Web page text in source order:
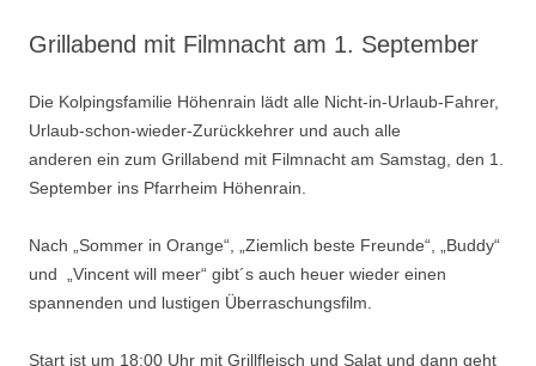
Grillabend mit Filmnacht am 1. September
Die Kolpingsfamilie Höhenrain lädt alle Nicht-in-Urlaub-Fahrer,
Urlaub-schon-wieder-Zurückkehrer und auch alle
anderen ein zum Grillabend mit Filmnacht am Samstag, den 1.
September ins Pfarrheim Höhenrain.
Nach „Sommer in Orange“, „Ziemlich beste Freunde“, „Buddy“
und „Vincent will meer“ gibt´s auch heuer wieder einen
spannenden und lustigen Überraschungsfilm.
Start ist um 18:00 Uhr mit Grillfleisch und Salat und dann geht